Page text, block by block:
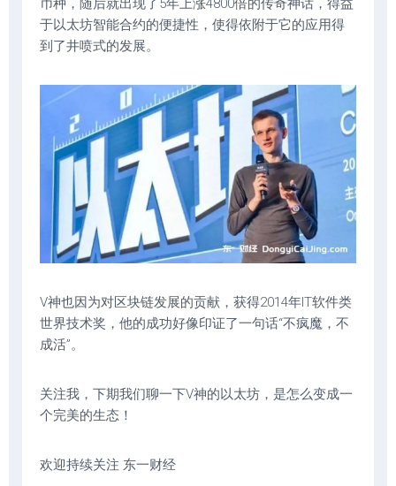
币种，随后就出现了5年上涨4800倍的传奇神话，得益
于以太坊智能合约的便捷性，使得依附于它的应用得
到了井喷式的发展。
V神也因为对区块链发展的贡献，获得2014年IT软件类
世界技术奖，他的成功好像印证了一句话“不疯魔，不
成活”。
关注我，下期我们聊一下V神的以太坊，是怎么变成一
个完美的生态！
欢迎持续关注 东一财经